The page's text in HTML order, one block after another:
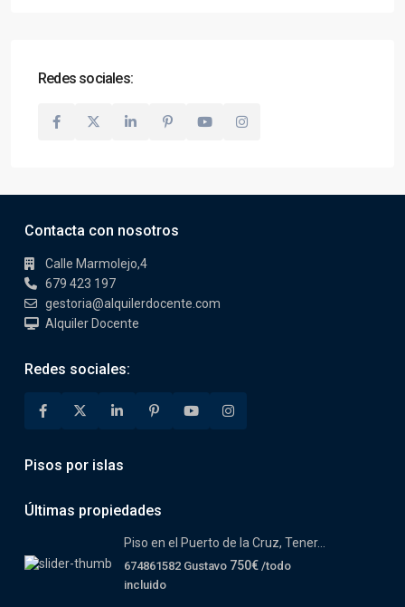
Redes sociales:
Contacta con nosotros
Calle Marmolejo,4
679 423 197
gestoria@alquilerdocente.com
Alquiler Docente
Redes sociales:
Pisos por islas
Últimas propiedades
Piso en el Puerto de la Cruz, Tener...
674861582 Gustavo 750€ /todo
incluido